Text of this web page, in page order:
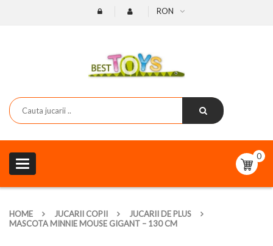
RON
Toggle
navigation
0
HOME JUCARII COPII
JUCARII DE PLUS
MASCOTA MINNIE MOUSE GIGANT – 130 CM